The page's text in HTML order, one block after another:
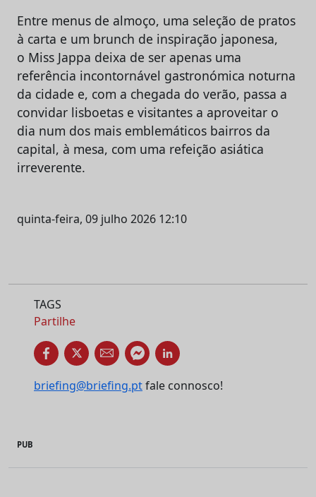
Entre menus de almoço, uma seleção de pratos
à carta e um brunch de inspiração japonesa,
o Miss Jappa deixa de ser apenas uma
referência incontornável gastronómica noturna
da cidade e, com a chegada do verão, passa a
convidar lisboetas e visitantes a aproveitar o
dia num dos mais emblemáticos bairros da
capital, à mesa, com uma refeição asiática
irreverente.
quinta-feira, 09 julho 2026 12:10
TAGS
Partilhe
briefing@briefing.ptfale connosco!
PUB